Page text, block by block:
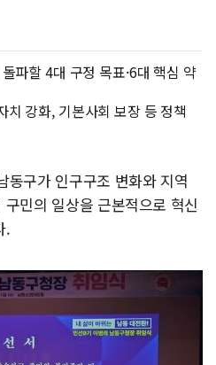
파할 4대 구정 목표·6대 핵심 약
강화, 기본사회 보장 등 정책
동구가 인구구조 변화와 지역
민의 일상을 근본적으로 혁신
.